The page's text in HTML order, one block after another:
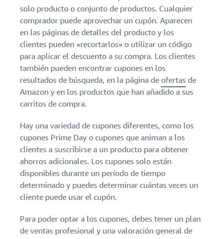
solo producto o conjunto de productos. Cualquier
comprador puede aprovechar un cupón. Aparecen
en las páginas de detalles del producto y los
clientes pueden «recortarlos» o utilizar un código
para aplicar el descuento a su compra. Los clientes
también pueden encontrar cupones en los
resultados de búsqueda, en la página deofertasde
Amazon y en los productos que han añadido a sus
carritos de compra.
Hay una variedad de cupones diferentes, como los
cupones Prime Day o cupones que animan a los
clientes a suscribirse a un producto para obtener
ahorros adicionales. Los cupones solo están
disponibles durante un período de tiempo
determinado y puedes determinar cuántas veces un
cliente puede usar el cupón.
Para poder optar a los cupones, debes tener un plan
de ventas profesional y una valoración general de